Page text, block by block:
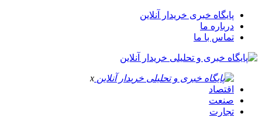
پایگاه خبری خریدار آنلاین
درباره ما
تماس با ما
x
اقتصاد
صنعت
تجارت